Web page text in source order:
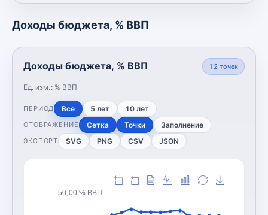
Доходы бюджета, % ВВП
Доходы бюджета, % ВВП
Ед. изм.: % ВВП
12 точек
ПЕРИОД Все 5 лет 10 лет
ОТОБРАЖЕНИЕ Сетка Точки Заполнение
ЭКСПОРТ SVG PNG CSV JSON
50,00 % ВВП